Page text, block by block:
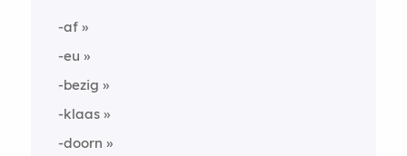
-af
-eu
-bezig
-klaas
-doorn